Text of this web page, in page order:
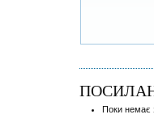
Поки немає